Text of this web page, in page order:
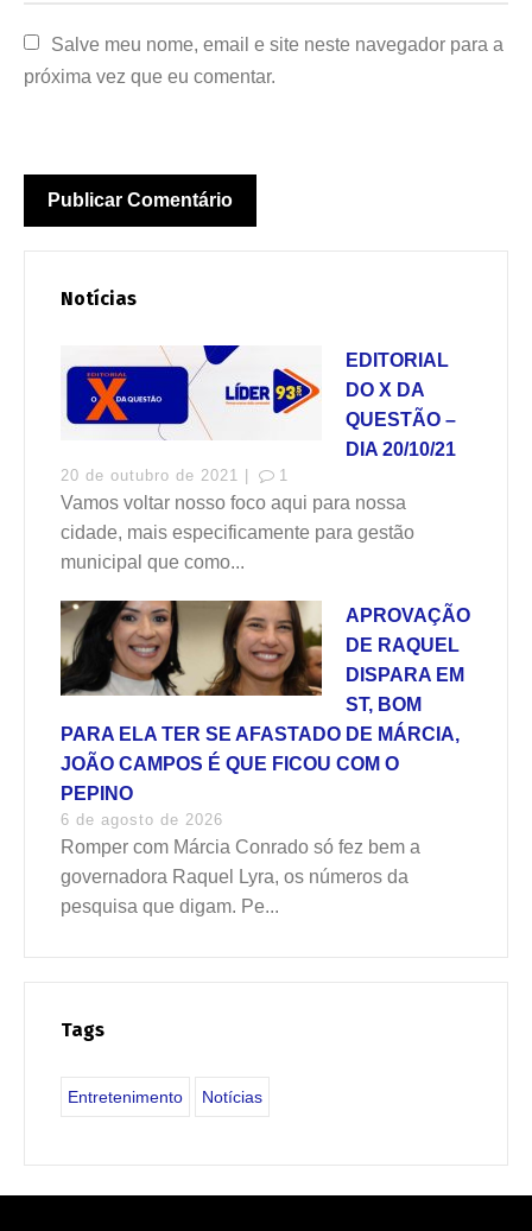
Salve meu nome, email e site neste navegador para a
próxima vez que eu comentar.
Notícias
EDITORIAL
DO X DA
QUESTÃO –
DIA 20/10/21
20 de outubro de 2021 | 1
Vamos voltar nosso foco aqui para nossa
cidade, mais especificamente para gestão
municipal que como...
APROVAÇÃO
DE RAQUEL
DISPARA EM
ST, BOM
PARA ELA TER SE AFASTADO DE MÁRCIA,
JOÃO CAMPOS É QUE FICOU COM O
PEPINO
6 de agosto de 2026
Romper com Márcia Conrado só fez bem a
governadora Raquel Lyra, os números da
pesquisa que digam. Pe...
Tags
Entretenimento Notícias